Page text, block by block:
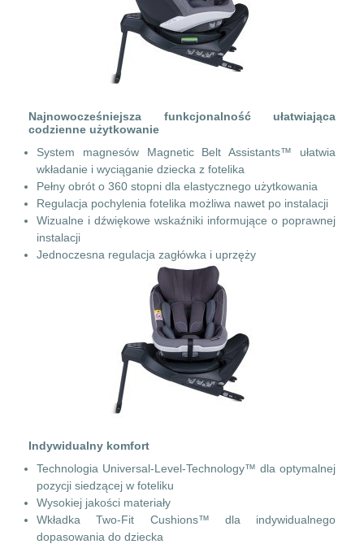
Najnowocześniejsza funkcjonalność ułatwiająca
codzienne użytkowanie
System magnesów Magnetic Belt Assistants™ ułatwia
wkładanie i wyciąganie dziecka z fotelika
Pełny obrót o 360 stopni dla elastycznego użytkowania
Regulacja pochylenia fotelika możliwa nawet po instalacji
Wizualne i dźwiękowe wskaźniki informujące o poprawnej
instalacji
Jednoczesna regulacja zagłówka i uprzęży
Indywidualny komfort
Technologia Universal-Level-Technology™ dla optymalnej
pozycji siedzącej w foteliku
Wysokiej jakości materiały
Wkładka Two-Fit Cushions™ dla indywidualnego
dopasowania do dziecka